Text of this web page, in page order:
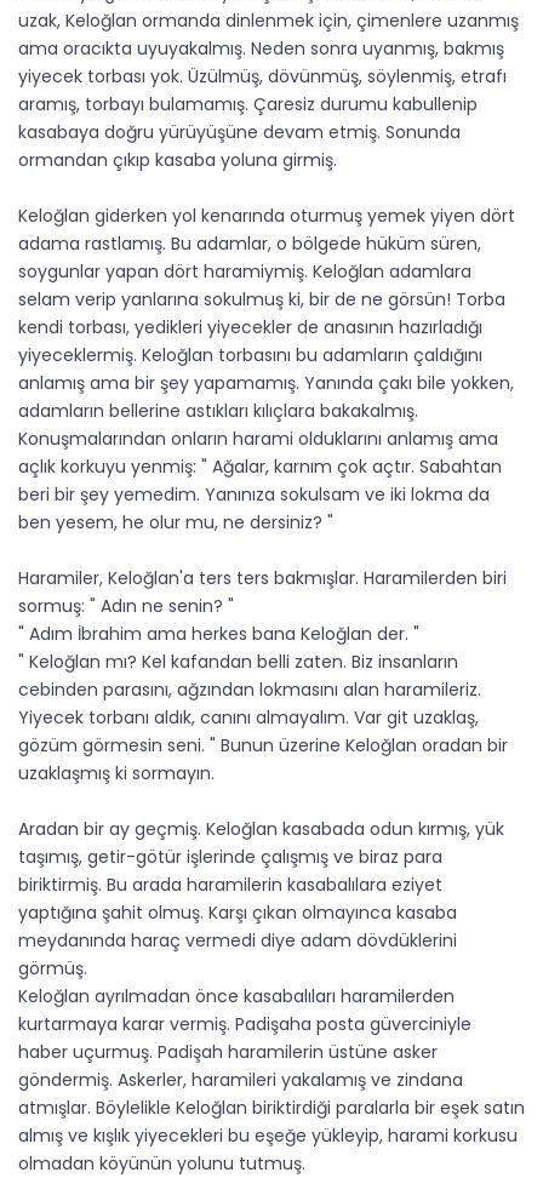
uzak, Keloğlan ormanda dinlenmek için, çimenlere uzanmış
ama oracıkta uyuyakalmış. Neden sonra uyanmış, bakmış
yiyecek torbası yok. Üzülmüş, dövünmüş, söylenmiş, etrafı
aramış, torbayı bulamamış. Çaresiz durumu kabullenip
kasabaya doğru yürüyüşüne devam etmiş. Sonunda
ormandan çıkıp kasaba yoluna girmiş.
Keloğlan giderken yol kenarında oturmuş yemek yiyen dört
adama rastlamış. Bu adamlar, o bölgede hüküm süren,
soygunlar yapan dört haramiymiş. Keloğlan adamlara
selam verip yanlarına sokulmuş ki, bir de ne görsün! Torba
kendi torbası, yedikleri yiyecekler de anasının hazırladığı
yiyeceklermiş. Keloğlan torbasını bu adamların çaldığını
anlamış ama bir şey yapamamış. Yanında çakı bile yokken,
adamların bellerine astıkları kılıçlara bakakalmış.
Konuşmalarından onların harami olduklarını anlamış ama
açlık korkuyu yenmiş: " Ağalar, karnım çok açtır. Sabahtan
beri bir şey yemedim. Yanınıza sokulsam ve iki lokma da
ben yesem, he olur mu, ne dersiniz? "
Haramiler, Keloğlan'a ters ters bakmışlar. Haramilerden biri
sormuş: " Adın ne senin? "
" Adım İbrahim ama herkes bana Keloğlan der. "
" Keloğlan mı? Kel kafandan belli zaten. Biz insanların
cebinden parasını, ağzından lokmasını alan haramileriz.
Yiyecek torbanı aldık, canını almayalım. Var git uzaklaş,
gözüm görmesin seni. " Bunun üzerine Keloğlan oradan bir
uzaklaşmış ki sormayın.
Aradan bir ay geçmiş. Keloğlan kasabada odun kırmış, yük
taşımış, getir-götür işlerinde çalışmış ve biraz para
biriktirmiş. Bu arada haramilerin kasabalılara eziyet
yaptığına şahit olmuş. Karşı çıkan olmayınca kasaba
meydanında haraç vermedi diye adam dövdüklerini
görmüş.
Keloğlan ayrılmadan önce kasabalıları haramilerden
kurtarmaya karar vermiş. Padişaha posta güverciniyle
haber uçurmuş. Padişah haramilerin üstüne asker
göndermiş. Askerler, haramileri yakalamış ve zindana
atmışlar. Böylelikle Keloğlan biriktirdiği paralarla bir eşek satın
almış ve kışlık yiyecekleri bu eşeğe yükleyip, harami korkusu
olmadan köyünün yolunu tutmuş.